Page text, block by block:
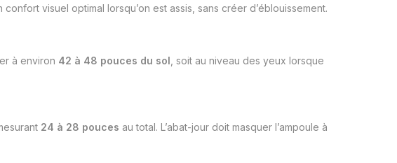
visuel optimal lorsqu’on est assis, sans créer d’éblouissement.
à environ 42 à 48 pouces du sol , soit au niveau des yeux lorsque
24 à 28 pouces au total. L’abat-jour doit masquer l’ampoule à